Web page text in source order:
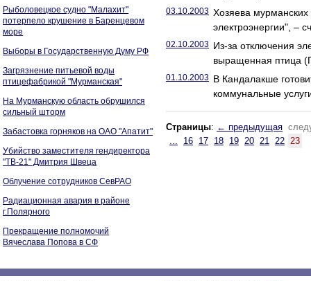
Рыболовецкое судно "Малахит"
потерпело крушение в Баренцевом
море
Выборы в Государственную Думу РФ
Загрязнение питьевой воды
птицефабрикой "Мурманская"
На Мурманскую область обрушился
сильный шторм
Забастовка горняков на ОАО "Апатит"
Убийство заместителя гендиректора
"ТВ-21" Дмитрия Швеца
Облучение сотрудников СевРАО
Радиационная авария в районе
г.Полярного
Прекращение полномочий
Вячеслава Попова в СФ
03.10.2003 Хозяева мурманских
электроэнергии", –
02.10.2003 Из-за отключения
выращенная птица
01.10.2003 В Кандалакше
коммунальные
Страницы: ← предыдущая
...
16 17 18 19 20 21 22 23